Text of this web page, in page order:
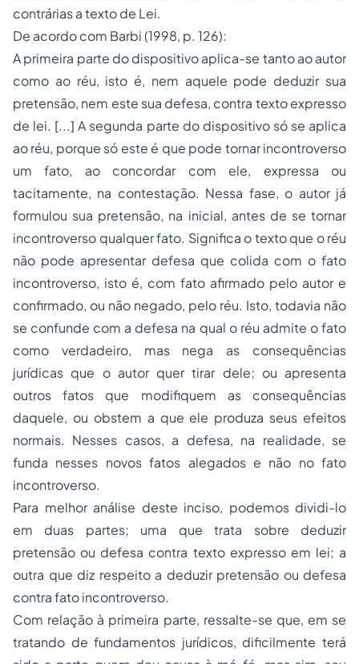
contrárias a texto de Lei.
De acordo com Barbi (1998, p. 126):
A primeira parte do dispositivo aplica-se tanto ao autor
como ao réu, isto é, nem aquele pode deduzir sua
pretensão, nem este sua defesa, contra texto expresso
de lei. [...] A segunda parte do dispositivo só se aplica
ao réu, porque só este é que pode tornar incontroverso
um fato, ao concordar com ele, expressa ou
tacitamente, na contestação. Nessa fase, o autor já
formulou sua pretensão, na inicial, antes de se tornar
incontroverso qualquer fato. Significa o texto que o réu
não pode apresentar defesa que colida com o fato
incontroverso, isto é, com fato afirmado pelo autor e
confirmado, ou não negado, pelo réu. Isto, todavia não
se confunde com a defesa na qual o réu admite o fato
como verdadeiro, mas nega as consequências
jurídicas que o autor quer tirar dele; ou apresenta
outros fatos que modifiquem as consequências
daquele, ou obstem a que ele produza seus efeitos
normais. Nesses casos, a defesa, na realidade, se
funda nesses novos fatos alegados e não no fato
incontroverso.
Para melhor análise deste inciso, podemos dividi-lo
em duas partes; uma que trata sobre deduzir
pretensão ou defesa contra texto expresso em lei; a
outra que diz respeito a deduzir pretensão ou defesa
contra fato incontroverso.
Com relação à primeira parte, ressalte-se que, em se
tratando de fundamentos jurídicos, dificilmente terá